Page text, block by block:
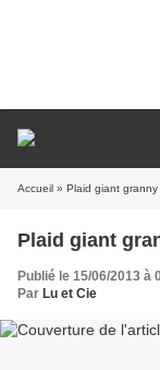
Accueil » Plaid giant granny
Plaid giant
Publié le 15/06/2013 à
Par Lu et Cie